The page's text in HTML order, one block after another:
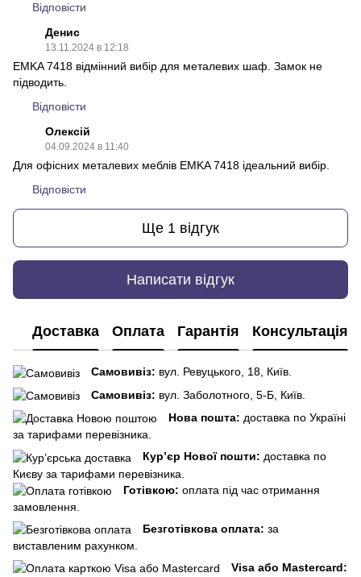
Відповісти
Денис
13.11.2024 в 12:18
EMKA 7418 відмінний вибір для металевих шаф. Замок не
підводить.
Відповісти
Олексій
04.09.2024 в 11:40
Для офісних металевих меблів EMKA 7418 ідеальний вибір.
Відповісти
Ще 1 відгук
Написати відгук
Доставка Оплата Гарантія Консультація
Самовивіз: вул. Ревуцького, 18, Київ.
Самовивіз: вул. Заболотного, 5-Б, Київ.
Нова пошта: доставка по Україні
за тарифами перевізника.
Кур’єр Нової пошти: доставка по
Києву за тарифами перевізника.
Готівкою: оплата під час отримання
замовлення.
Безготівкова оплата: за
виставленим рахунком.
Visa або Mastercard: